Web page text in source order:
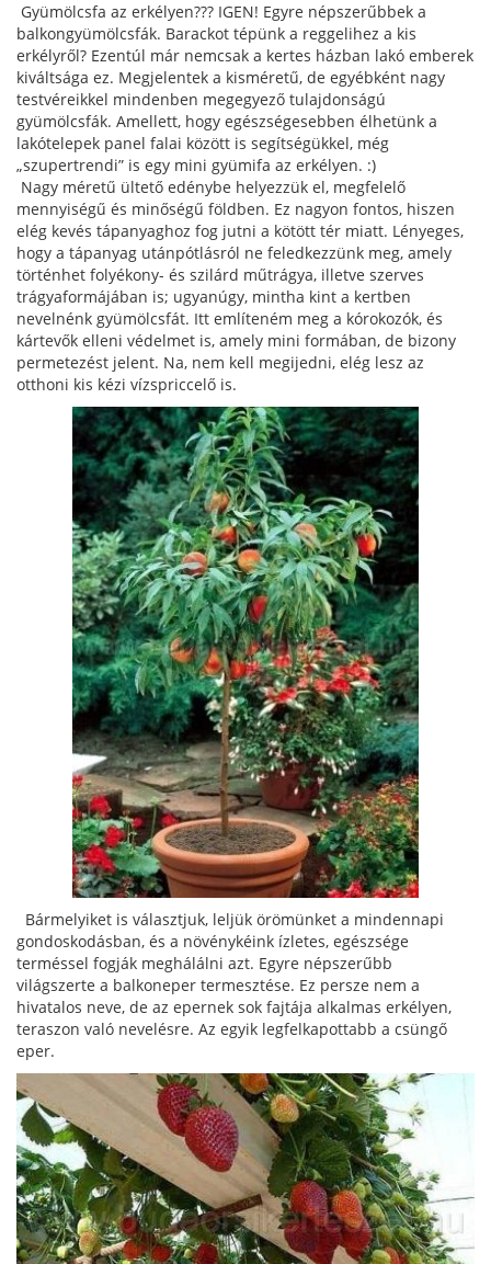
Gyümölcsfa az erkélyen??? IGEN! Egyre népszerűbbek a
balkongyümölcsfák. Barackot tépünk a reggelihez a kis
erkélyről? Ezentúl már nemcsak a kertes házban lakó emberek
kiváltsága ez. Megjelentek a kisméretű, de egyébként nagy
testvéreikkel mindenben megegyező tulajdonságú
gyümölcsfák. Amellett, hogy egészségesebben élhetünk a
lakótelepek panel falai között is segítségükkel, még
„szupertrendi” is egy mini gyümifa az erkélyen. :)
Nagy méretű ültető edénybe helyezzük el, megfelelő
mennyiségű és minőségű földben. Ez nagyon fontos, hiszen
elég kevés tápanyaghoz fog jutni a kötött tér miatt. Lényeges,
hogy a tápanyag utánpótlásról ne feledkezzünk meg, amely
történhet folyékony- és szilárd műtrágya, illetve szerves
trágyaformájában is; ugyanúgy, mintha kint a kertben
nevelnénk gyümölcsfát. Itt említeném meg a kórokozók, és
kártevők elleni védelmet is, amely mini formában, de bizony
permetezést jelent. Na, nem kell megijedni, elég lesz az
otthoni kis kézi vízspriccelő is.
Bármelyiket is választjuk, leljük örömünket a mindennapi
gondoskodásban, és a növénykéink ízletes, egészsége
terméssel fogják meghálálni azt. Egyre népszerűbb
világszerte a balkoneper termesztése. Ez persze nem a
hivatalos neve, de az epernek sok fajtája alkalmas erkélyen,
teraszon való nevelésre. Az egyik legfelkapottabb a csüngő
eper.